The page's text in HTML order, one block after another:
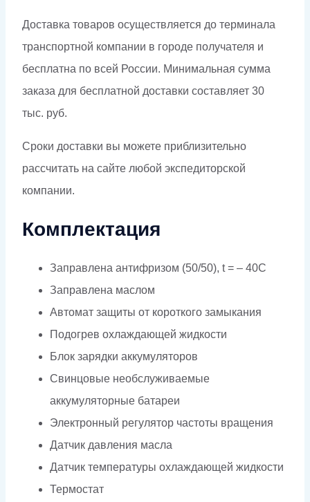
Доставка товаров осуществляется до терминала
транспортной компании в городе получателя и
бесплатна по всей России. Минимальная сумма
заказа для бесплатной доставки составляет 30
тыс. руб.
Сроки доставки вы можете приблизительно
рассчитать на сайте любой экспедиторской
компании.
Комплектация
Заправлена антифризом (50/50), t = – 40C
Заправлена маслом
Автомат защиты от короткого замыкания
Подогрев охлаждающей жидкости
Блок зарядки аккумуляторов
Свинцовые необслуживаемые
аккумуляторные батареи
Электронный регулятор частоты вращения
Датчик давления масла
Датчик температуры охлаждающей жидкости
Термостат